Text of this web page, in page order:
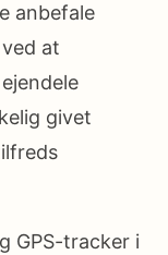
anbefale
at
givet
GPS-tracker i